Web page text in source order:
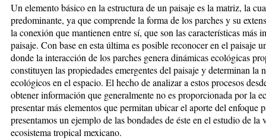
Un elemento básico en la estructura de un paisaje es la matriz, la
predominante, ya que comprende la forma de los parches y su
la conexión que mantienen entre sí, que son las características más
paisaje. Con base en esta última es posible reconocer en el paisaje
donde la interacción de los parches genera dinámicas ecológicas
constituyen las propiedades emergentes del paisaje y determinan la
ecológicos en el espacio. El hecho de analizar a estos procesos
obtener información que generalmente no es proporcionada por la
presentar más elementos que permitan ubicar el aporte del enfoque
presentamos un ejemplo de las bondades de éste en el estudio de la
ecosistema tropical mexicano.